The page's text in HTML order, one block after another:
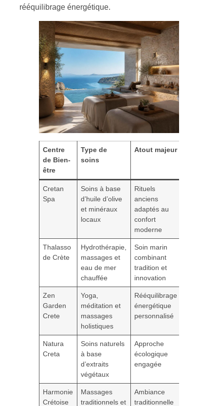
rééquilibrage énergétique.
Centre
de Bien-
être
Type de
soins
Atout majeur
Cretan
Spa
Soins à base
d’huile d’olive
et minéraux
locaux
Rituels
anciens
adaptés au
confort
moderne
Thalasso
de Crète
Hydrothérapie,
massages et
eau de mer
chauffée
Soin marin
combinant
tradition et
innovation
Zen
Garden
Crete
Yoga,
méditation et
massages
holistiques
Rééquilibrage
énergétique
personnalisé
Natura
Creta
Soins naturels
à base
d’extraits
végétaux
Approche
écologique
engagée
Harmonie
Crétoise
Massages
traditionnels et
Ambiance
traditionnelle